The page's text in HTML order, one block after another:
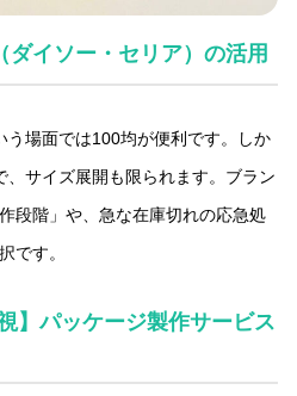
ダイソー・セリア）の活用
う場面では100均が便利です。しか
、サイズ展開も限られます。ブラン
段階」や、急な在庫切れの応急処
です。
】パッケージ製作サービス